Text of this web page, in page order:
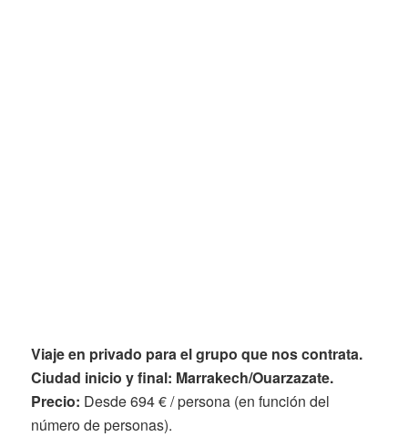
Viaje en privado para el grupo que nos contrata.
Ciudad inicio y final: Marrakech/Ouarzazate.
Precio: Desde 694 € / persona (en función del
número de personas).